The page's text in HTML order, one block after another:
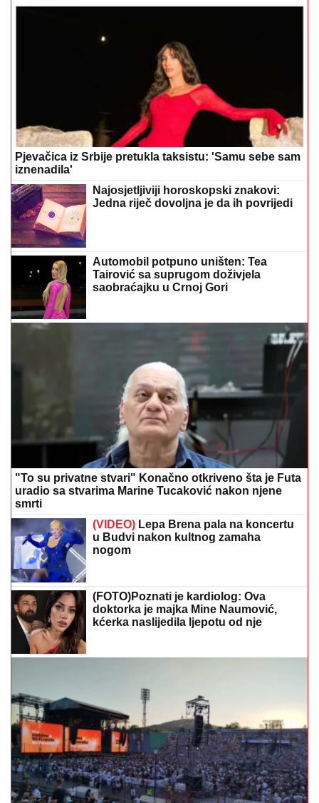
Pjevačica iz Srbije pretukla taksistu: 'Samu sebe sam
iznenadila'
Najosjetljiviji horoskopski znakovi:
Jedna riječ dovoljna je da ih povrijedi
Automobil potpuno uništen: Tea
Tairović sa suprugom doživjela
saobraćajku u Crnoj Gori
"To su privatne stvari" Konačno otkriveno šta je Futa
uradio sa stvarima Marine Tucaković nakon njene
smrti
(VIDEO) Lepa Brena pala na koncertu
u Budvi nakon kultnog zamaha
nogom
(FOTO)Poznati je kardiolog: Ova
doktorka je majka Mine Naumović,
kćerka naslijedila ljepotu od nje